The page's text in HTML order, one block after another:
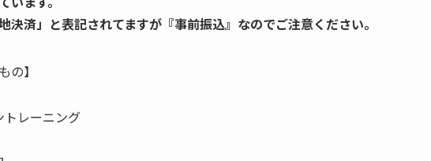
決済」と表記されてますが『事前振込』なのでご注意ください。
の】
トレーニング